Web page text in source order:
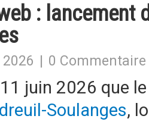
: lancement
0 Commentaire
11 juin 2026 que
Soulanges,